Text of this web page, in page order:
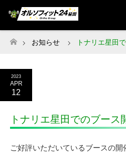
ホーム
お知らせ トナリエ星田
2023
APR
12
トナリエ星田でのブース
ご好評いただいているブースの開